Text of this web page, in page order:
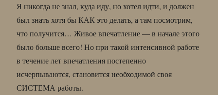
Я никогда не знал, куда иду, но хотел идти, и должен
был знать хотя бы КАК это делать, а там посмотрим,
что получится… Живое впечатление — в начале этого
было больше всего! Но при такой интенсивной работе
в течение лет впечатления постепенно
исчерпываются, становится необходимой своя
СИСТЕМА работы.